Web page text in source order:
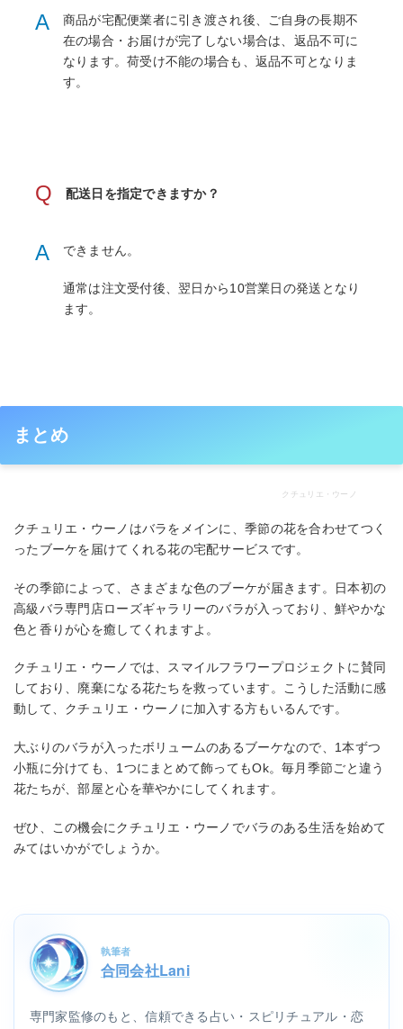
A
商品が宅配便業者に引き渡され後、ご自身の長期不
在の場合・お届けが完了しない場合は、返品不可に
なります。荷受け不能の場合も、返品不可となりま
す。
Q 配送日を指定できますか？
A できません。
通常は注文受付後、翌日から10営業日の発送となり
ます。
まとめ
クチュリエ・ウーノ
クチュリエ・ウーノはバラをメインに、季節の花を合わせてつく
ったブーケを届けてくれる花の宅配サービスです。
その季節によって、さまざまな色のブーケが届きます。日本初の
高級バラ専門店ローズギャラリーのバラが入っており、鮮やかな
色と香りが心を癒してくれますよ。
クチュリエ・ウーノでは、スマイルフラワープロジェクトに賛同
しており、廃棄になる花たちを救っています。こうした活動に感
動して、クチュリエ・ウーノに加入する方もいるんです。
大ぶりのバラが入ったボリュームのあるブーケなので、1本ずつ
小瓶に分けても、1つにまとめて飾ってもOk。毎月季節ごと違う
花たちが、部屋と心を華やかにしてくれます。
ぜひ、この機会にクチュリエ・ウーノでバラのある生活を始めて
みてはいかがでしょうか。
執筆者
合同会社Lani
専門家監修のもと、信頼できる占い・スピリチュアル・恋